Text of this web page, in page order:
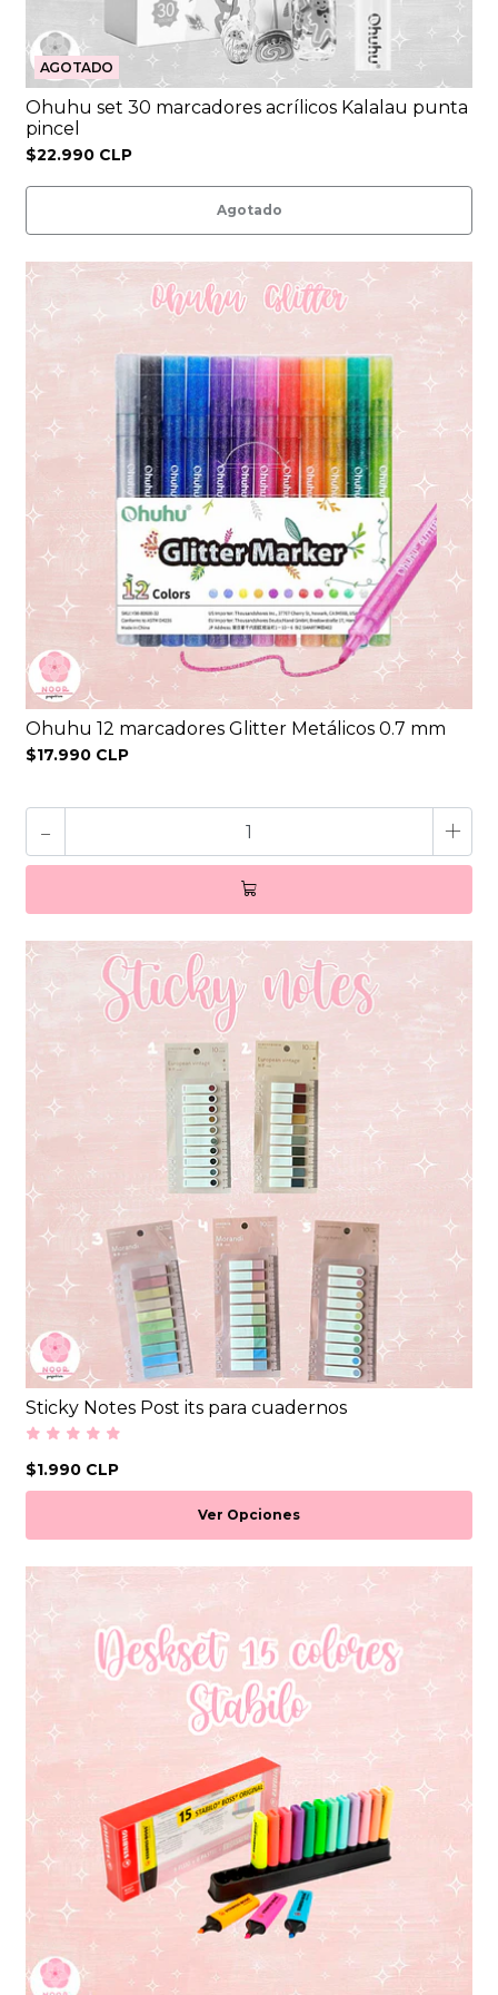
AGOTADO
Ohuhu set 30 marcadores acrílicos Kalalau punta
pincel
$22.990 CLP
Agotado
Ohuhu 12 marcadores Glitter Metálicos 0.7 mm
$17.990 CLP
- +
Sticky Notes Post its para cuadernos
$1.990 CLP
Ver Opciones